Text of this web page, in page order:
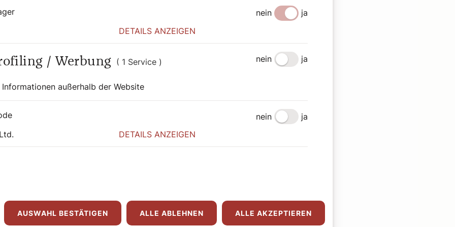
aber auch in der Nähe der
zeigt die Fußball-EM.
Schanigarten der Schank zum
nein
ja
DETAILS ANZEIGEN
/ Werbung ( 1 Service )
außerhalb der Website
nein ja
nein
ja
DETAILS ANZEIGEN
AUSWAHL BESTÄTIGEN ALLE ABLEHNEN ALLE AKZEPTIEREN